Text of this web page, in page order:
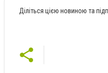
Діліться цією новиною та